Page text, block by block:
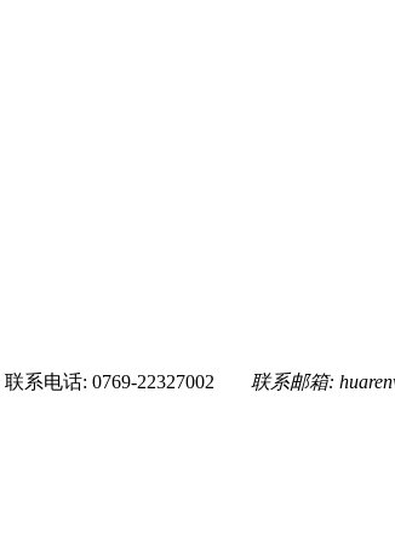
联系电话: 0769-22327002 联系邮箱: